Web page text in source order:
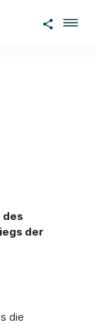
des
der
die